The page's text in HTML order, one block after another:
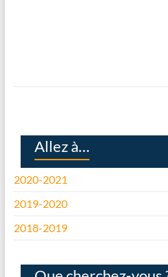
Allez à…
2020-2021
2019-2020
2018-2019